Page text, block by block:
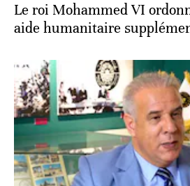
Le roi Mohammed VI
aide humanitaire